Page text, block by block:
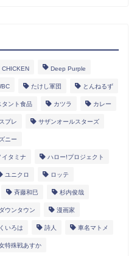
CHICKEN Deep Purple
たけし軍団 とんねるず
タント食品 カツラ カレー
プレ サザンオールスターズ
ニー
イタミナ ハロー!プロジェクト
ユニクロ ロッテ
斉藤和巳 杉内俊哉
ウンタウン 漫画家
いろは 詩人 車名マトメ
特殊戦あすか